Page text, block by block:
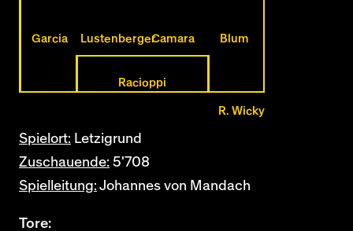
Garcia LustenbergerCamara Blum
Racioppi
R. Wicky
Spielort: Letzigrund
Zuschauende: 5'708
Spielleitung: Johannes von Mandach
Tore: